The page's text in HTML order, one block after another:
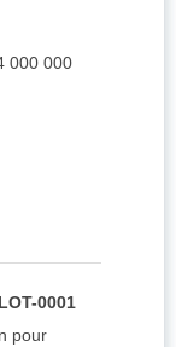
000 000
LOT-0001
pour